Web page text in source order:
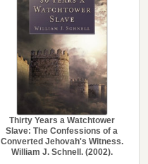
Thirty Years a Watchtower
Slave: The Confessions of a
Converted Jehovah's Witness.
William J. Schnell. (2002).